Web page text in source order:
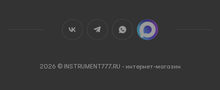
2026 © INSTRUMENT777.RU - интернет-магазин